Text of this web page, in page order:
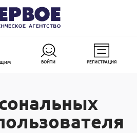
ВОЙТИ РЕГИСТРАЦИЯ